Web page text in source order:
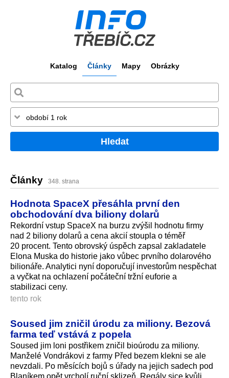
Katalog Články Mapy Obrázky
Hledat
Články 348. strana
Hodnota SpaceX přesáhla první den
obchodování dva biliony dolarů
Rekordní vstup SpaceX na burzu zvýšil hodnotu firmy
nad 2 biliony dolarů a cena akcií stoupla o téměř
20 procent. Tento obrovský úspěch zapsal zakladatele
Elona Muska do historie jako vůbec prvního dolarového
bilionáře. Analytici nyní doporučují investorům nespěchat
a vyčkat na ochlazení počáteční tržní euforie a
stabilizaci ceny.
tento rok
Soused jim zničil úrodu za miliony. Bezová
farma teď vstává z popela
Soused jim loni postřikem zničil bioúrodu za miliony.
Manželé Vondrákovi z farmy Před bezem klekni se ale
nevzdali. Po měsících bojů s úřady na jejich sadech pod